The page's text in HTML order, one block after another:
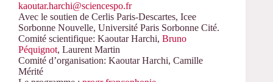
kaoutar.harchi@sciencespo.fr
Avec le soutien de Cerlis Paris-Descartes, Icee
Sorbonne Nouvelle, Université Paris Sorbonne Cité.
Comité scientifique: Kaoutar Harchi, Bruno
Péquignot, Laurent Martin
Comité d’organisation: Kaoutar Harchi, Camille
Mérité